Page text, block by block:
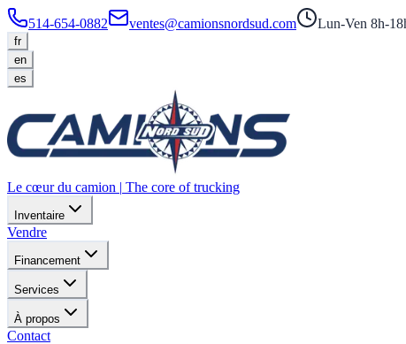
514-654-0882 ventes@camionsnordsud.com Lun-Ven 8h-
fr
en
es
Le cœur du camion | The core of trucking
Inventaire
Vendre
Financement
Services
À propos
Contact